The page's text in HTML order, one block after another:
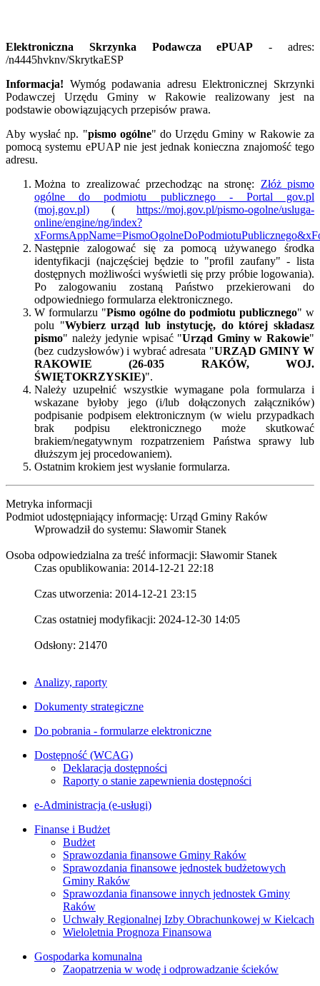
Elektroniczna Skrzynka Podawcza ePUAP - adres:
/n4445hvknv/SkrytkaESP
Informacja! Wymóg podawania adresu Elektronicznej Skrzynki
Podawczej Urzędu Gminy w Rakowie realizowany jest na
podstawie obowiązujących przepisów prawa.
Aby wysłać np. "pismo ogólne" do Urzędu Gminy w Rakowie za
pomocą systemu ePUAP nie jest jednak konieczna znajomość tego
adresu.
Można to zrealizować przechodząc na stronę: Złóż pismo
ogólne do podmiotu publicznego - Portal gov.pl
(moj.gov.pl) ( https://moj.gov.pl/pismo-ogolne/usluga-
online/engine/ng/index?
Następnie zalogować się za pomocą używanego środka
identyfikacji (najczęściej będzie to "profil zaufany" - lista
dostępnych możliwości wyświetli się przy próbie logowania).
Po zalogowaniu zostaną Państwo przekierowani do
odpowiedniego formularza elektronicznego.
W formularzu "Pismo ogólne do podmiotu publicznego" w
polu "Wybierz urząd lub instytucję, do której składasz
pismo" należy jedynie wpisać "Urząd Gminy w Rakowie"
(bez cudzysłowów) i wybrać adresata "URZĄD GMINY W
RAKOWIE (26-035 RAKÓW, WOJ.
ŚWIĘTOKRZYSKIE)".
Należy uzupełnić wszystkie wymagane pola formularza i
wskazane byłoby jego (i/lub dołączonych załączników)
podpisanie podpisem elektronicznym (w wielu przypadkach
brak podpisu elektronicznego może skutkować
brakiem/negatywnym rozpatrzeniem Państwa sprawy lub
dłuższym jej procedowaniem).
Ostatnim krokiem jest wysłanie formularza.
Metryka informacji
Podmiot udostępniający informację: Urząd Gminy Raków
Wprowadził do systemu: Sławomir Stanek
Osoba odpowiedzialna za treść informacji: Sławomir Stanek
Czas opublikowania: 2014-12-21 22:18
Czas utworzenia: 2014-12-21 23:15
Czas ostatniej modyfikacji: 2024-12-30 14:05
Odsłony: 21470
Analizy, raporty
Dokumenty strategiczne
Do pobrania - formularze elektroniczne
Dostępność (WCAG)
Deklaracja dostępności
Raporty o stanie zapewnienia dostępności
e-Administracja (e-usługi)
Finanse i Budżet
Budżet
Sprawozdania finansowe Gminy Raków
Sprawozdania finansowe jednostek budżetowych
Gminy Raków
Sprawozdania finansowe innych jednostek Gminy
Raków
Uchwały Regionalnej Izby Obrachunkowej w Kielcach
Wieloletnia Prognoza Finansowa
Gospodarka komunalna
Zaopatrzenia w wodę i odprowadzanie ścieków